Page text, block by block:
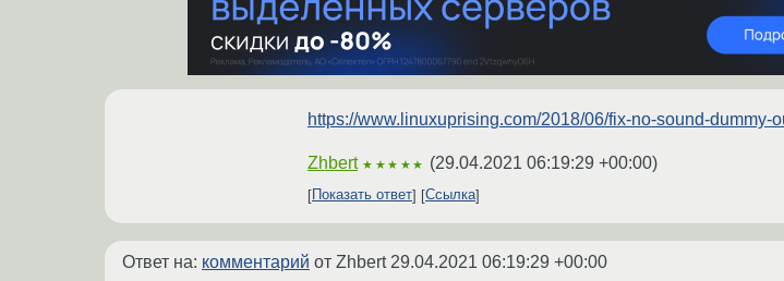
https://www.linuxuprising.com/2018/06/fix-no-sound-dummy-
Zhbert ★★★★★ (29.04.2021 06:19:29 +00:00)
Показать ответ Ссылка
Ответ на: комментарий от Zhbert 29.04.2021 06:19:29 +00:00